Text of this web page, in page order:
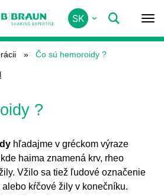
to
main
content
SK
OPERÁCII
Čo sú hemoroidy ?
?
hľadajme v gréckom výraze
haima znamená krv, rheo
Vžilo sa tiež ľudové označenie
alebo kŕčové žily v konečníku.